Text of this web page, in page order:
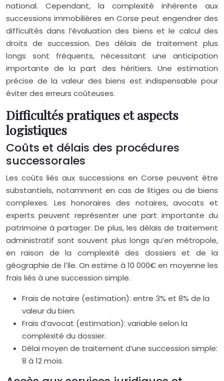
national. Cependant, la complexité inhérente aux
successions immobilières en Corse peut engendrer des
difficultés dans l’évaluation des biens et le calcul des
droits de succession. Des délais de traitement plus
longs sont fréquents, nécessitant une anticipation
importante de la part des héritiers. Une estimation
précise de la valeur des biens est indispensable pour
éviter des erreurs coûteuses.
Difficultés pratiques et aspects
logistiques
Coûts et délais des procédures
successorales
Les coûts liés aux successions en Corse peuvent être
substantiels, notamment en cas de litiges ou de biens
complexes. Les honoraires des notaires, avocats et
experts peuvent représenter une part importante du
patrimoine à partager. De plus, les délais de traitement
administratif sont souvent plus longs qu’en métropole,
en raison de la complexité des dossiers et de la
géographie de l’île. On estime à 10 000€ en moyenne les
frais liés à une succession simple.
Frais de notaire (estimation): entre 3% et 8% de la
valeur du bien.
Frais d’avocat (estimation): variable selon la
complexité du dossier.
Délai moyen de traitement d’une succession simple:
8 à 12 mois.